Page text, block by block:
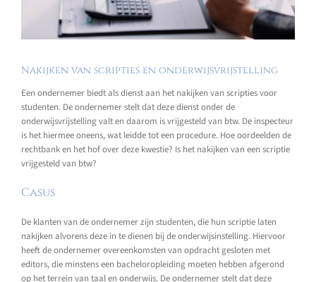
Nakijken van scripties en onderwijsvrijstelling
Een ondernemer biedt als dienst aan het nakijken van scripties voor
studenten. De ondernemer stelt dat deze dienst onder de
onderwijsvrijstelling valt en daarom is vrijgesteld van btw. De inspecteur
is het hiermee oneens, wat leidde tot een procedure. Hoe oordeelden de
rechtbank en het hof over deze kwestie? Is het nakijken van een scriptie
vrijgesteld van btw?
Casus
De klanten van de ondernemer zijn studenten, die hun scriptie laten
nakijken alvorens deze in te dienen bij de onderwijsinstelling. Hiervoor
heeft de ondernemer overeenkomsten van opdracht gesloten met
editors, die minstens een bacheloropleiding moeten hebben afgerond
op het terrein van taal en onderwijs. De ondernemer stelt dat deze